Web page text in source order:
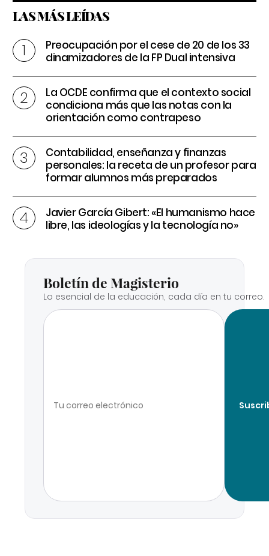
LAS MÁS LEÍDAS
Preocupación por el cese de 20 de los 33
dinamizadores de la FP Dual intensiva
La OCDE confirma que el contexto social
condiciona más que las notas con la
orientación como contrapeso
Contabilidad, enseñanza y finanzas
personales: la receta de un profesor para
formar alumnos más preparados
Javier García Gibert: «El humanismo hace
libre, las ideologías y la tecnología no»
Boletín de Magisterio
Lo esencial de la educación, cada día en tu correo.